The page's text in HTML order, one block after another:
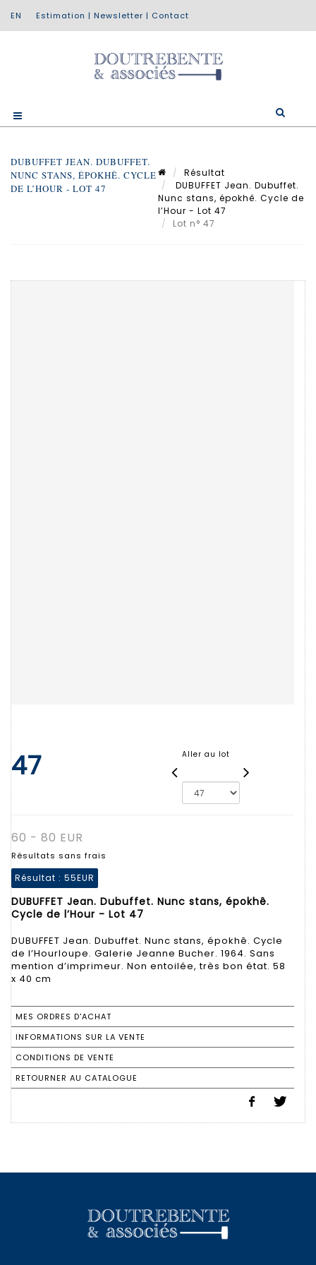
Estimation | Newsletter | Contact
DUBUFFET JEAN. DUBUFFET.
NUNC STANS, ÉPOKHÊ. CYCLE
DE L’HOUR - LOT 47
Résultat
DUBUFFET Jean. Dubuffet.
Nunc stans, épokhê. Cycle de
l’Hour - Lot 47
Lot n° 47
47 Aller au lot
60 - 80 EUR
Résultats sans frais
Résultat : 55EUR
DUBUFFET Jean. Dubuffet. Nunc stans, épokhê.
Cycle de l’Hour - Lot 47
DUBUFFET Jean. Dubuffet. Nunc stans, épokhê. Cycle
de l’Hourloupe. Galerie Jeanne Bucher. 1964. Sans
mention d’imprimeur. Non entoilée, très bon état. 58
x 40 cm
MES ORDRES D'ACHAT
INFORMATIONS SUR LA VENTE
CONDITIONS DE VENTE
RETOURNER AU CATALOGUE